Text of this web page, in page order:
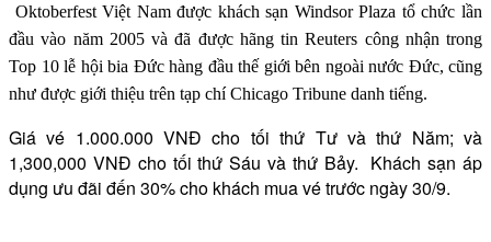
Oktoberfest Việt Nam được khách sạn Windsor Plaza tổ chức lần
đầu vào năm 2005 và đã được hãng tin Reuters công nhận trong
Top 10 lễ hội bia Đức hàng đầu thế giới bên ngoài nước Đức, cũng
như được giới thiệu trên tạp chí Chicago Tribune danh tiếng.
Giá vé 1.000.000 VNĐ cho tối thứ Tư và thứ Năm; và
1,300,000 VNĐ cho tối thứ Sáu và thứ Bảy. Khách sạn áp
dụng ưu đãi đến 30% cho khách mua vé trước ngày 30/9.